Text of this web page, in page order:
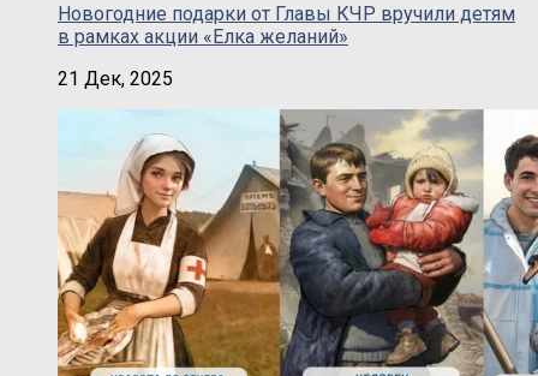
Новогодние подарки от Главы КЧР вручили детям
в рамках акции «Елка желаний»
21 Дек, 2025